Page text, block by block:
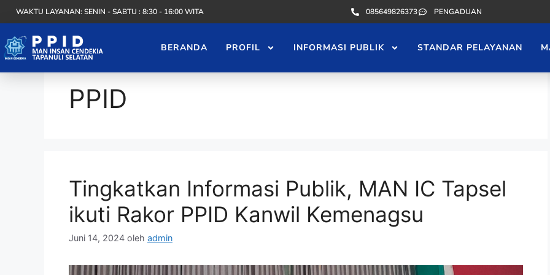
WAKTU LAYANAN: SENIN - SABTU : 8:30 - 16:00 WITA 085649826373 PENGADUAN
BERANDA PROFIL INFORMASI PUBLIK STANDAR PELAYANAN
PPID
Tingkatkan Informasi Publik, MAN IC Tapsel
ikuti Rakor PPID Kanwil Kemenagsu
Juni 14, 2024 oleh admin